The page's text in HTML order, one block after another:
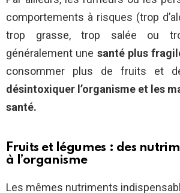
comportements à risques (trop
trop grasse, trop salée ou
généralement une santé plus
consommer plus de fruits et
désintoxiquer l’organisme et les
santé.
Fruits et légumes : des
à l’organisme
Les mêmes nutriments